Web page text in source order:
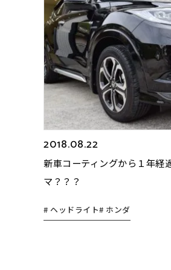
2018.08.22
新車コーティングから１年経
マ？？？
# ヘッドライト# ホンダ